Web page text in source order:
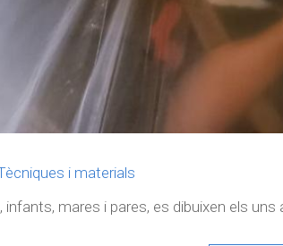
i materials
mares i pares, es dibuixen els uns